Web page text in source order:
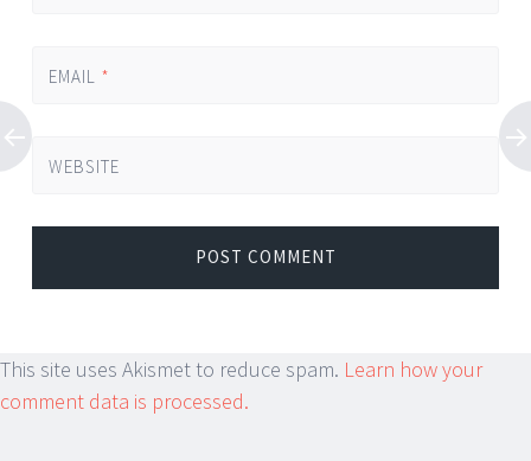
EMAIL *
WEBSITE
This site uses Akismet to reduce spam. Learn how your
comment data is processed.